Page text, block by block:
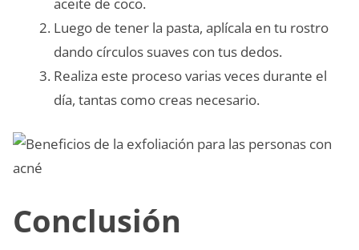
Luego de tener la pasta, aplícala en tu rostro
dando círculos suaves con tus dedos.
Realiza este proceso varias veces durante el
día, tantas como creas necesario.
Conclusión